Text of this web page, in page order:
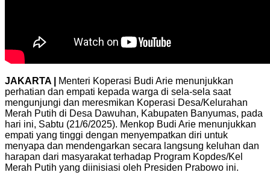
JAKARTA |
Menteri Koperasi Budi Arie menunjukkan
perhatian dan empati kepada warga di sela-sela saat
mengunjungi dan meresmikan Koperasi Desa/Kelurahan
Merah Putih di Desa Dawuhan, Kabupaten Banyumas, pada
hari ini, Sabtu (21/6/2025). Menkop Budi Arie menunjukkan
empati yang tinggi dengan menyempatkan diri untuk
menyapa dan mendengarkan secara langsung keluhan dan
harapan dari masyarakat terhadap Program Kopdes/Kel
Merah Putih yang diinisiasi oleh Presiden Prabowo ini.